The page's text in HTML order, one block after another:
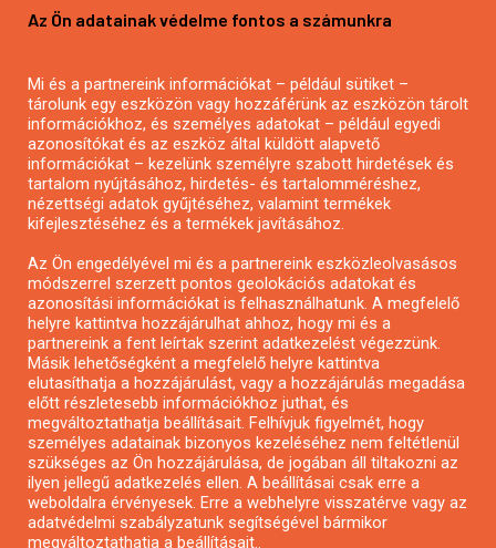
Mezőgazdasági pályázatírás
Pályázatírás civil szervezeteknek
Pályázatírás önkormányzatoknak
Pályázatfigyelés
Specifikus pályázatfigyelés vagy hírlevél
Pályázatok magánszemélyeknek
Pályázatok civil szervezeteknek
Pályázatok vállalkozásoknak
Önkormányzati pályázatok
Mezőgazdasági pályázatok
Falusi turizmus pályázatok
Napelem pályázatok
GINOP pályázatok
Az Ön adatainak védelme fontos a számunkra
Mi és a partnereink információkat – például sütiket –
tárolunk egy eszközön vagy hozzáférünk az eszközön tárolt
információkhoz, és személyes adatokat – például egyedi
azonosítókat és az eszköz által küldött alapvető
információkat – kezelünk személyre szabott hirdetések és
tartalom nyújtásához, hirdetés- és tartalomméréshez,
nézettségi adatok gyűjtéséhez, valamint termékek
kifejlesztéséhez és a termékek javításához.
Az Ön engedélyével mi és a partnereink eszközleolvasásos
módszerrel szerzett pontos geolokációs adatokat és
azonosítási információkat is felhasználhatunk. A megfelelő
helyre kattintva hozzájárulhat ahhoz, hogy mi és a
partnereink a fent leírtak szerint adatkezelést végezzünk.
Másik lehetőségként a megfelelő helyre kattintva
elutasíthatja a hozzájárulást, vagy a hozzájárulás megadása
előtt részletesebb információkhoz juthat, és
megváltoztathatja beállításait. Felhívjuk figyelmét, hogy
személyes adatainak bizonyos kezeléséhez nem feltétlenül
szükséges az Ön hozzájárulása, de jogában áll tiltakozni az
ilyen jellegű adatkezelés ellen. A beállításai csak erre a
weboldalra érvényesek. Erre a webhelyre visszatérve vagy az
adatvédelmi szabályzatunk segítségével bármikor
megváltoztathatja a beállításait..